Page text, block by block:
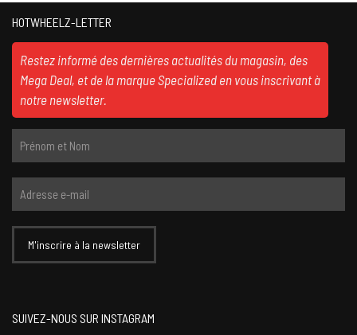
HOTWHEELZ-LETTER
Restez informé des dernières actualités du magasin, des
Mega Deal, et de la marque Specialized en vous inscrivant à
notre newsletter.
SUIVEZ-NOUS SUR INSTAGRAM